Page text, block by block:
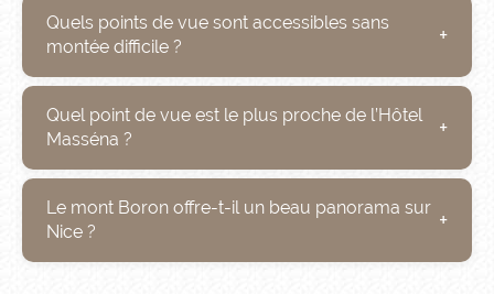
Quels points de vue sont accessibles sans
montée difficile ?
Quel point de vue est le plus proche de l’Hôtel
Masséna ?
Le mont Boron offre-t-il un beau panorama sur
Nice ?